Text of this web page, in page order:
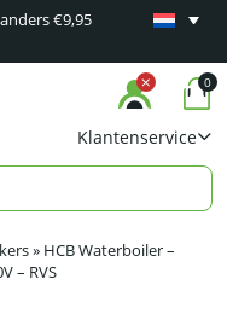
€9,95
Minimaal
Klantenservice
0
» HCB Waterboiler –
– RVS